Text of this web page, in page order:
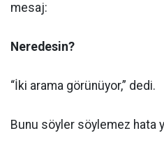
mesaj:
Neredesin?
“İki arama görünüyor,” dedi.
Bunu söyler söylemez hata